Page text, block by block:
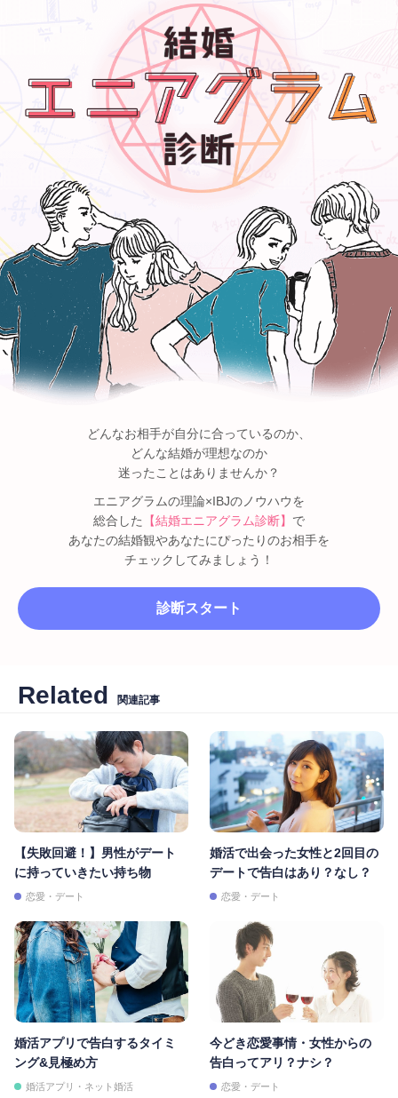
どんなお相手が自分に合っているのか、
どんな結婚が理想なのか
迷ったことはありませんか？
エニアグラムの理論×IBJのノウハウを
総合した
【結婚エニアグラム診断】 で
あなたの結婚観やあなたにぴったりのお相手を
チェックしてみましょう！
診断スタート
Related 関連記事
【失敗回避！】男性がデート
に持っていきたい持ち物
恋愛・デート
婚活で出会った女性と2回目の
デートで告白はあり？なし？
恋愛・デート
婚活アプリで告白するタイミ
ング&見極め方
婚活アプリ・ネット婚活
今どき恋愛事情・女性からの
告白ってアリ？ナシ？
恋愛・デート